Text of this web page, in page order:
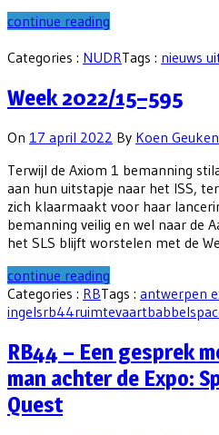
continue reading
Categories : NUDRTags : nieuws
Week 2022/15–595
On 17 april 2022 By Koen
Terwijl de Axiom 1 bemanning
aan hun uitstapje naar het ISS,
zich klaarmaakt voor haar
bemanning veilig en wel naar de
het SLS blijft worstelen met de
continue reading
Categories : RBTags : antwerpen
ingelsrb44ruimtevaartbabbel
RB44 – Een gesprek
man achter de Expo:
Quest